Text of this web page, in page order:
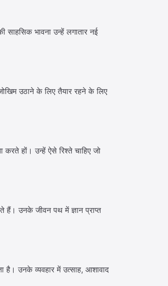
साहसिक भावना उन्हें लगातार नई
उठाने के लिए तैयार रहने के लिए
हों। उन्हें ऐसे रिश्ते चाहिए जो
उनके जीवन पथ में ज्ञान प्राप्त
है। उनके व्यवहार में उत्साह, आशावाद